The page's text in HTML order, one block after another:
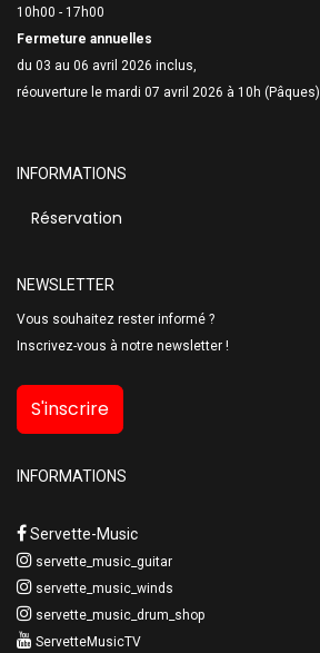
10h00 - 17h00
Fermeture annuelles
du 03 au 06 avril 2026 inclus,
réouverture le mardi 07 avril 2026 à 10h (Pâques)
INFORMATIONS
Réservation
NEWSLETTER
Vous souhaitez rester informé ?
Inscrivez-vous à notre newsletter !
S'inscrire
INFORMATIONS
Servette-Music
servette_music_guitar
servette_music_winds
servette_music_drum_shop
ServetteMusicTV